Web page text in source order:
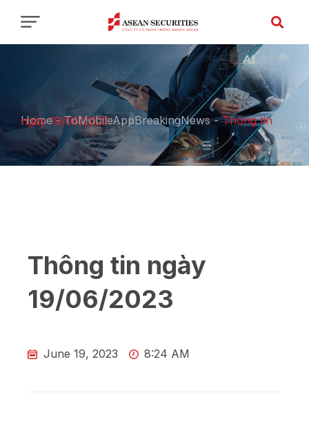
Home-ToMobileAppBreakingNews-
Thông tin ngày 19/06/2023
Thông tin ngày
19/06/2023
June 19, 2023 8:24 AM